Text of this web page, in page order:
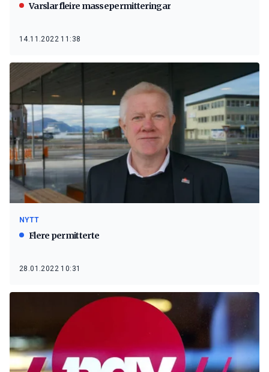
Varslar fleire massepermitteringar
14.11.2022 11:38
NYTT
Flere permitterte
28.01.2022 10:31